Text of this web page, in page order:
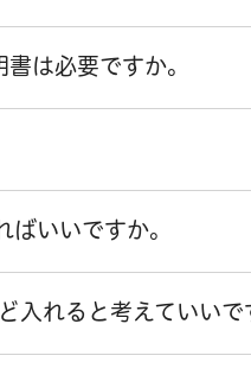
は必要ですか。
いいですか。
入れると考えていいで